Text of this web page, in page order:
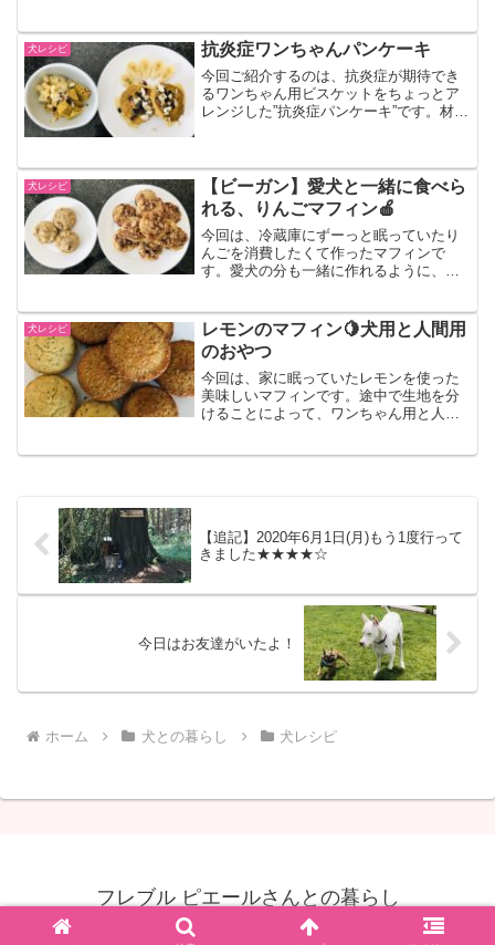
とか。さらには、タンを取り除いたり、
気管支炎や喘息・咳などの症...
犬レシピ 抗炎症ワンちゃんパンケーキ
今回ご紹介するのは、抗炎症が期待でき
るワンちゃん用ビスケットをちょっとア
レンジした”抗炎症パンケーキ”です。材料
ンちゃんとシェアすることもできます🍽
一緒に抗炎症パンケー...
犬レシピ
【ビーガン】愛犬と一緒に食べら
れる、りんごマフィン🍎
今回は、冷蔵庫にずーっと眠っていたり
んごを消費したくて作ったマフィンで
す。愛犬の分も一緒に作れるように、途
みてはいかがでしょか？左がワンちゃん
用、右が人間用です。【ビー...
犬レシピ
レモンのマフィン🍋犬用と人間用
のおやつ
今回は、家に眠っていたレモンを使った
美味しいマフィンです。途中で生地を分
けることによって、ワンちゃん用と人間
【追記】2020年6月1日(月)もう1度行って
きました★★★★☆
今日はお友達がいたよ！
ホーム 犬との暮らし 犬レシピ
フレブル ピエールさんとの暮らし
© 2019 フレブル ピエールさんとの暮らし.